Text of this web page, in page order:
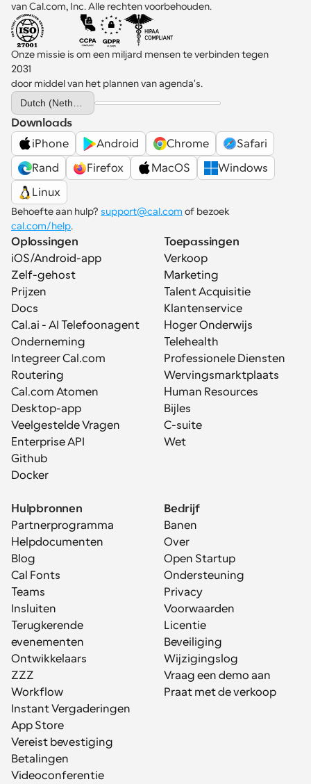
van Cal.com, Inc. Alle rechten voorbehouden.
Onze missie is om een miljard mensen te verbinden tegen
2031
door middel van het plannen van agenda's.
Select Language
Downloads
iPhone
Android Chrome
Safari
Rand
Firefox MacOS
Windows
Linux
Behoefte aan hulp? support@cal.com
cal.com/help.
Oplossingen
iOS/Android-app
Zelf-gehost
Prijzen
Docs
Cal.ai - AI Telefoonagent
Onderneming
Integreer Cal.com
Routering
Cal.com Atomen
Desktop-app
Veelgestelde Vragen
Enterprise API
Github
Docker
Toepassingen
Verkoop
Marketing
Talent Acquisitie
Klantenservice
Hoger Onderwijs
Telehealth
Professionele Diensten
Wervingsmarktplaats
Human Resources
Bijles
C-suite
Wet
Hulpbronnen
Partnerprogramma
Helpdocumenten
Blog
Cal Fonts
Teams
Insluiten
Terugkerende
evenementen
Ontwikkelaars
ZZZ
Workflow
Instant Vergaderingen
App Store
Vereist bevestiging
Betalingen
Videoconferentie
Bedrijf
Banen
Over
Open Startup
Ondersteuning
Privacy
Voorwaarden
Licentie
Beveiliging
Wijzigingslog
Vraag een demo aan
Praat met de verkoop